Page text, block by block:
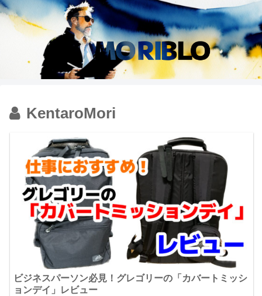
KentaroMori
ビジネスパーソン必見！グレゴリーの「カバートミッシ
ョンデイ」レビュー